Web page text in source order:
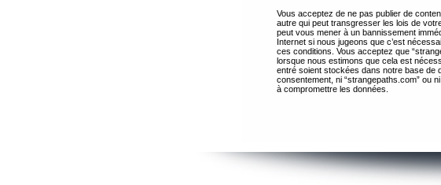
Vous acceptez de ne pas publier de
autre qui peut transgresser les lois de
peut vous mener à un bannissement
Internet si nous jugeons que c’est
ces conditions. Vous acceptez que
lorsque nous estimons que cela est
entré soient stockées dans notre base de
consentement, ni “strangepaths.com” ou
à compromettre les données.